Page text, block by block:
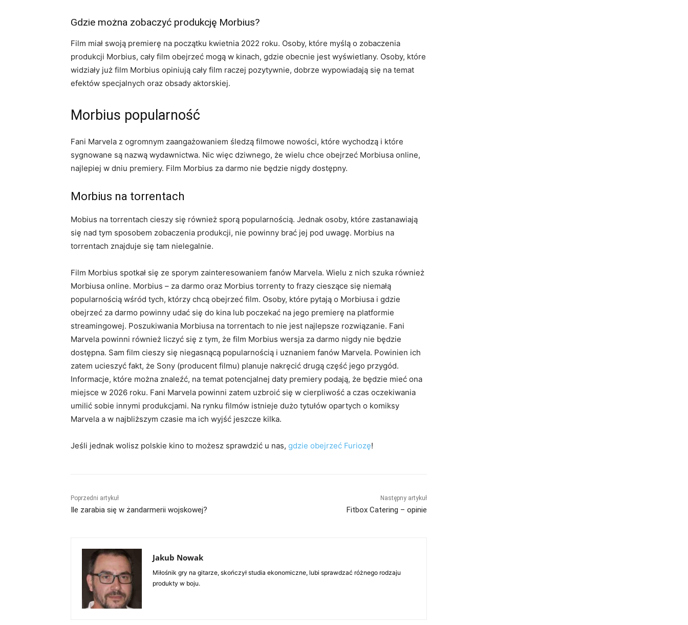
Gdzie można zobaczyć produkcję Morbius?
Film miał swoją premierę na początku kwietnia 2022 roku. Osoby, które myślą o zobaczenia
produkcji Morbius, cały film obejrzeć mogą w kinach, gdzie obecnie jest wyświetlany. Osoby, które
widziały już film Morbius opiniują cały film raczej pozytywnie, dobrze wypowiadają się na temat
efektów specjalnych oraz obsady aktorskiej.
Morbius popularność
Fani Marvela z ogromnym zaangażowaniem śledzą filmowe nowości, które wychodzą i które
sygnowane są nazwą wydawnictwa. Nic więc dziwnego, że wielu chce obejrzeć Morbiusa online,
najlepiej w dniu premiery. Film Morbius za darmo nie będzie nigdy dostępny.
Morbius na torrentach
Mobius na torrentach cieszy się również sporą popularnością. Jednak osoby, które zastanawiają
się nad tym sposobem zobaczenia produkcji, nie powinny brać jej pod uwagę. Morbius na
torrentach znajduje się tam nielegalnie.
Film Morbius spotkał się ze sporym zainteresowaniem fanów Marvela. Wielu z nich szuka również
Morbiusa online. Morbius – za darmo oraz Morbius torrenty to frazy cieszące się niemałą
popularnością wśród tych, którzy chcą obejrzeć film. Osoby, które pytają o Morbiusa i gdzie
obejrzeć za darmo powinny udać się do kina lub poczekać na jego premierę na platformie
streamingowej. Poszukiwania Morbiusa na torrentach to nie jest najlepsze rozwiązanie. Fani
Marvela powinni również liczyć się z tym, że film Morbius wersja za darmo nigdy nie będzie
dostępna. Sam film cieszy się niegasnącą popularnością i uznaniem fanów Marvela. Powinien ich
zatem ucieszyć fakt, że Sony (producent filmu) planuje nakręcić drugą część jego przygód.
Informacje, które można znaleźć, na temat potencjalnej daty premiery podają, że będzie mieć ona
miejsce w 2026 roku. Fani Marvela powinni zatem uzbroić się w cierpliwość a czas oczekiwania
umilić sobie innymi produkcjami. Na rynku filmów istnieje dużo tytułów opartych o komiksy
Marvela a w najbliższym czasie ma ich wyjść jeszcze kilka.
Jeśli jednak wolisz polskie kino to możesz sprawdzić u nas, gdzie obejrzeć Furiozę!
Poprzedni artykuł
Ile zarabia się w żandarmerii wojskowej?
Następny artykuł
Fitbox Catering – opinie
Jakub Nowak
Miłośnik gry na gitarze, skończył studia ekonomiczne, lubi sprawdzać różnego rodzaju
produkty w boju.